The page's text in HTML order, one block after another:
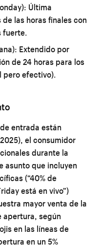
Última
las horas finales con
fuerte.
Extendido por
de 24 horas para los
pero efectivo).
entrada están
el consumidor
durante la
asunto que incluyen
(“40% de
está en vivo”)
mayor venta de la
apertura, según
en las líneas de
en un 5%